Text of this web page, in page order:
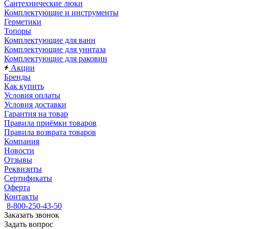
Сантехнические люки
Комплектующие и инструменты
Герметики
Топоры
Комплектующие для ванн
Комплектующие для унитаза
Комплектующие для раковин
Акции
Бренды
Как купить
Условия оплаты
Условия доставки
Гарантия на товар
Правила приёмки товаров
Правила возврата товаров
Компания
Новости
Отзывы
Реквизиты
Сертификаты
Оферта
Контакты
8-800-250-43-50
Заказать звонок
Задать вопрос